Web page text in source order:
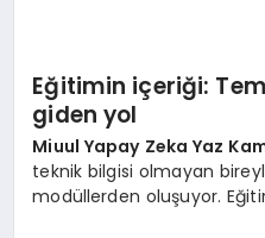
Eğitimin içeriği:
giden yol
Miuul Yapay Zeka Yaz
teknik bilgisi olmayan
modüllerden oluşuyor.